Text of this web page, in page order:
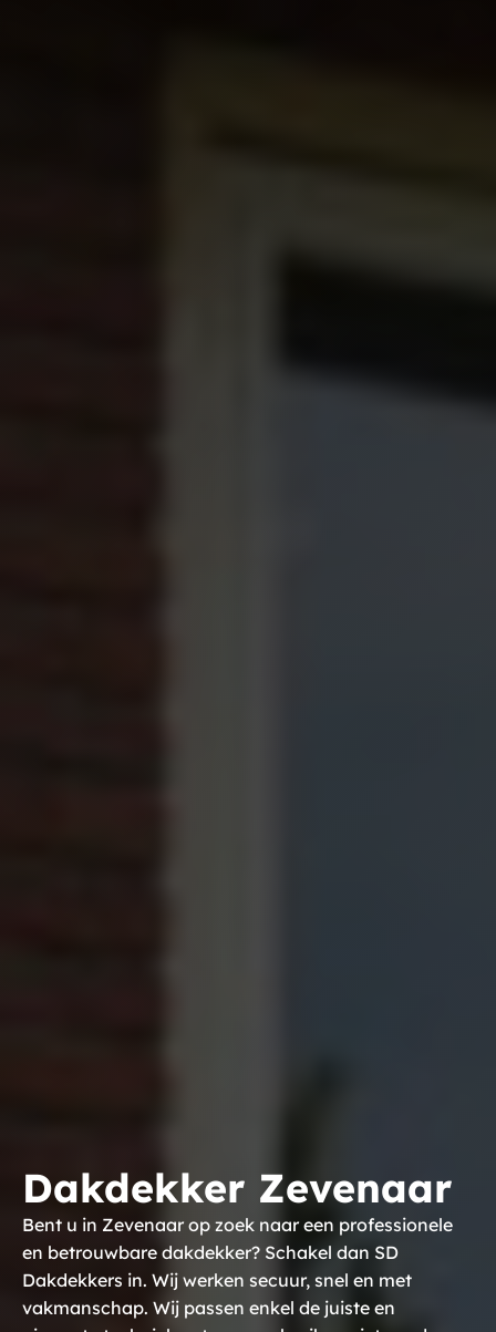
Dakdekker Zevenaar
Bent u in Zevenaar op zoek naar een professionele
en betrouwbare dakdekker? Schakel dan SD
Dakdekkers in. Wij werken secuur, snel en met
vakmanschap. Wij passen enkel de juiste en